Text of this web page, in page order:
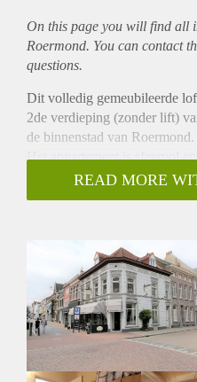
On this page you will find all
Roermond. You can contact
questions.
Dit volledig gemeubileerde
2de verdieping (zonder lift)
de binnenstad van Roermond.
Het appartement is sfeervol
beschikt over 1 slaapkamer,
is. De woonkamer sluit aan
kleedkamer, heeft een
meubel en wasmachine. Het
Met deze woning geniet u
binnenstad, echter toch
woningdelers, bewoning met
Huurprijs incl. G/W/E /
meubilering) bedraagt €
READ MORE